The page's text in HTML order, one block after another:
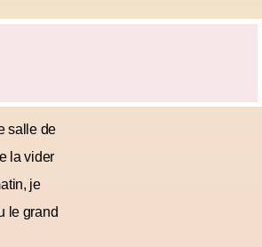
salle de
la vider
je
le grand